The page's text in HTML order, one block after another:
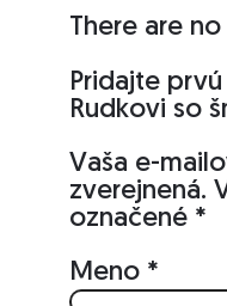
There are
Pridajte
Rudkovi so
Vaša e-
zverejnená.
označené *
Meno *